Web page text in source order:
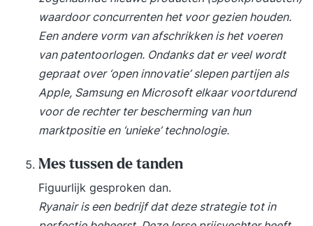
Hallucinaties en deepfakes begrijpen Data
governance en datamanagement Cloud,
schaalbaarheid en AI-infrastructuur Prompt
engineering en generatieve AI in de praktijk AI-
risico’s en ethische dilemma’s Explainable AI en
transparantie Europese AI-regelgeving en AI Act
Vertrouwen en verantwoord gebruik van AI
binnen AI-projecten Organisatieverandering en
adoptie van AI Toekomstige ontwikkelingen van
AI Quantum computing, autonome systemen en
nieuwe AI-trends Veelvoorkomende valkuilen bij
waardoor concurrenten het voor gezien houden.
Een andere vorm van afschrikken is het voeren
van patentoorlogen. Ondanks dat er veel wordt
gepraat over ‘open innovatie’ slepen partijen als
Apple, Samsung en Microsoft elkaar voortdurend
voor de rechter ter bescherming van hun
marktpositie en ‘unieke’ technologie.
Mes tussen de tanden
Figuurlijk gesproken dan.
Ryanair is een bedrijf dat deze strategie tot in